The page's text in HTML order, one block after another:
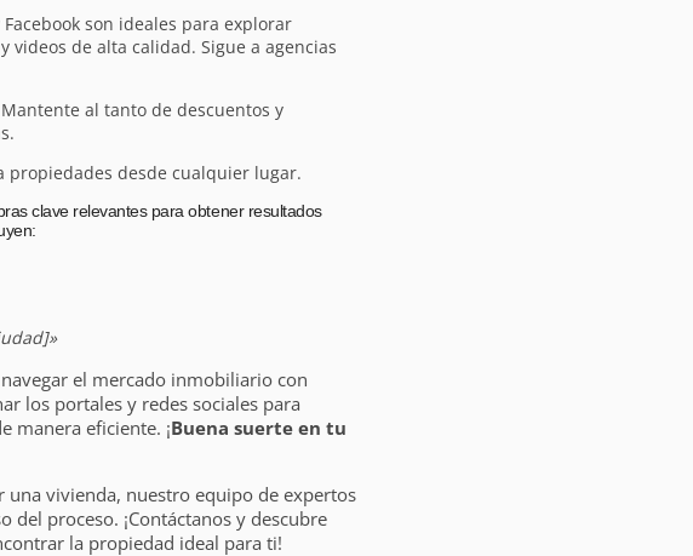
son ideales para explorar
videos de alta calidad. Sigue a agencias
al tanto de descuentos y
propiedades desde cualquier lugar.
clave relevantes para obtener resultados
el mercado inmobiliario con
los portales y redes sociales para
manera eficiente. ¡Buena suerte en tu
una vivienda, nuestro equipo de expertos
del proceso. ¡Contáctanos y descubre
la propiedad ideal para ti!